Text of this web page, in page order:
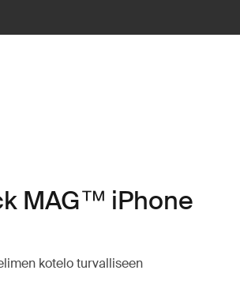
MAG™ iPhone
kotelo turvalliseen